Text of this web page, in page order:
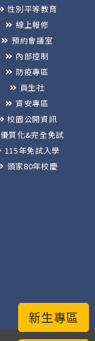
新生專區
性別平等教育
線上報修
預約會議室
內部控制
防疫專區
員生社
資安專區
校園公開資訊
優質化&完全免試
115年免試入學
頭家80年校慶